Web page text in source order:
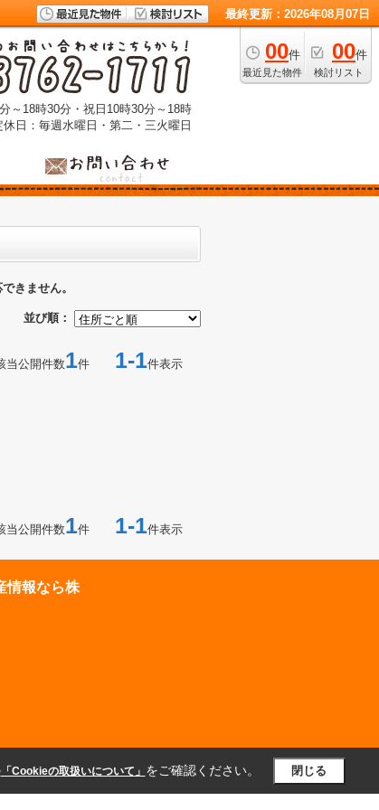
最終更新：2026年08月07日
00件
最近見た物件
00件
検討リスト
～18時30分・祝日10時30分～18時
休日：毎週水曜日・第二・三火曜日
きません。
並び順：
当公開件数1件 1-1件表示
当公開件数1件 1-1件表示
情報なら株
「Cookieの取扱いについて」 をご確認ください。 閉じる